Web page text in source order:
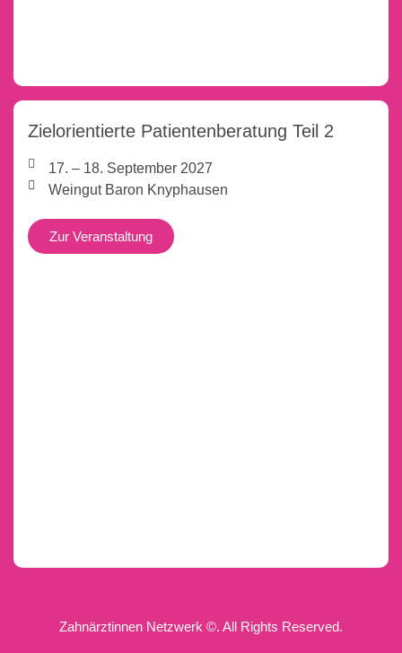
Zielorientierte Patientenberatung Teil 2
17. – 18. September 2027
Weingut Baron Knyphausen
Zur Veranstaltung
Zahnärztinnen Netzwerk ©. All Rights Reserved.